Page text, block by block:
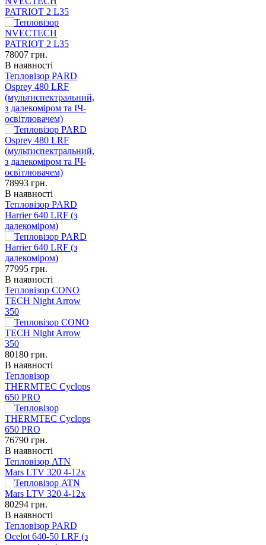
PATRIOT 2 L35
78007 грн.
В наявності
Тепловізор PARD
Osprey 480 LRF
(мультиспектральний,
з далекоміром та ІЧ-
освітлювачем)
78993 грн.
В наявності
Тепловізор PARD
Harrier 640 LRF (з
далекоміром)
77995 грн.
В наявності
Тепловізор CONO
TECH Night Arrow
350
80180 грн.
В наявності
Тепловізор
THERMTEC Cyclops
650 PRO
76790 грн.
В наявності
Тепловізор ATN
Mars LTV 320 4-12x
80294 грн.
В наявності
Тепловізор PARD
Ocelot 640-50 LRF (з